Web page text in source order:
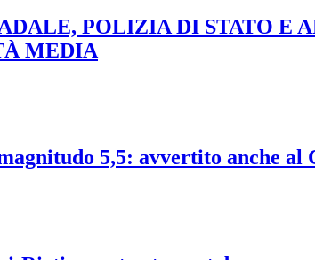
POLIZIA DI STATO E
MEDIA
5,5: avvertito anche al